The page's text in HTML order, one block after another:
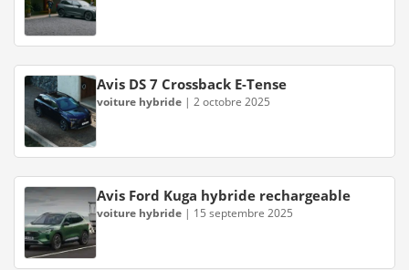
Avis DS 7 Crossback E-Tense
voiture hybride | 2 octobre 2025
Avis Ford Kuga hybride rechargeable
voiture hybride | 15 septembre 2025